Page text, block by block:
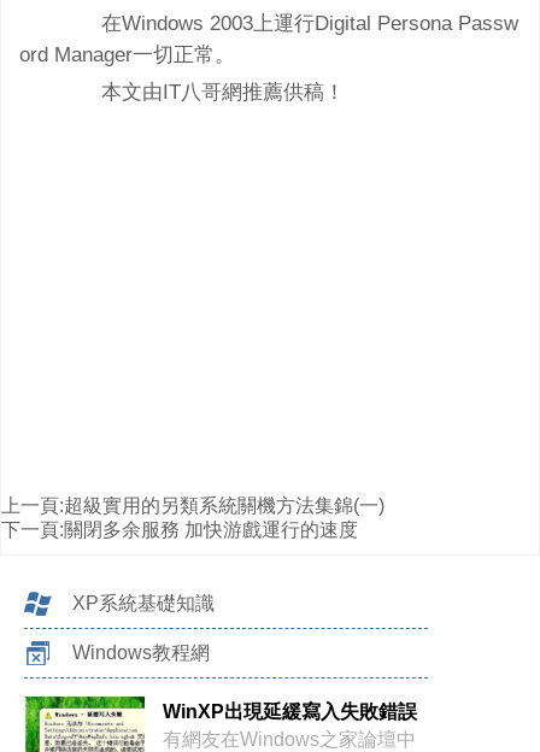
在Windows 2003上運行Digital Persona Passw
ord Manager一切正常。
本文由IT八哥網推薦供稿！
上一頁:超級實用的另類系統關機方法集錦(一)
下一頁:關閉多余服務 加快游戲運行的速度
XP系統基礎知識
Windows教程網
WinXP出現延緩寫入失敗錯誤
有網友在Windows之家論壇中